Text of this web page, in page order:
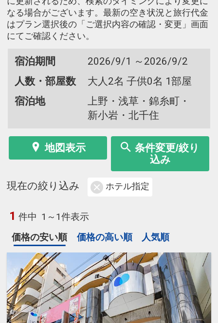
なる場合がございます。最新の空き状況と旅行代金
はプラン選択後の「ご選択内容の確認・変更」画面
にてご確認ください。
宿泊期間
2026/9/1 ～2026/9/2
人数・部屋数
大人2名 子供0名 1部屋
宿泊地
上野・浅草・錦糸町・
新小岩・北千住
地図表示
条件変更/絞り
込み
現在の絞り込み ホテル指定
1 件中 1～1件表示
価格の安い順
価格の高い順 人気順